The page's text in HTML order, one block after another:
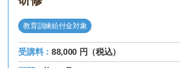
教育訓練給付金対象
受講料：88,000 円（税込）